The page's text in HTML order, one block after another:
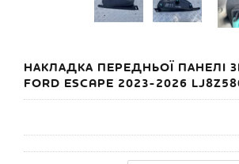
НАКЛАДКА ПЕРЕДНЬОЇ ПАНЕЛІ
FORD ESCAPE 2023-2026